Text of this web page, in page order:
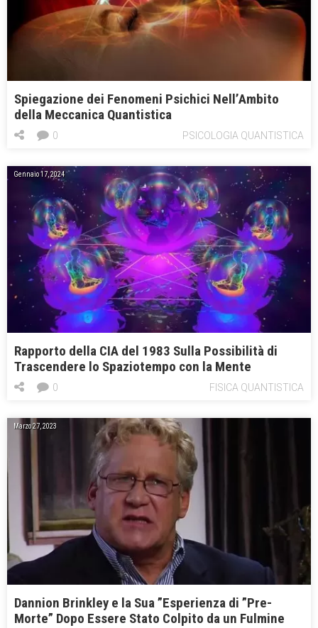
Spiegazione dei Fenomeni Psichici Nell’Ambito
della Meccanica Quantistica
PSICOLOGIA QUANTISTICA
0
Gennaio 17, 2024
Rapporto della CIA del 1983 Sulla Possibilità di
Trascendere lo Spaziotempo con la Mente
FISICA QUANTISTICA
0
Marzo 27, 2023
Dannion Brinkley e la Sua ”Esperienza di ”Pre-
Morte” Dopo Essere Stato Colpito da un Fulmine